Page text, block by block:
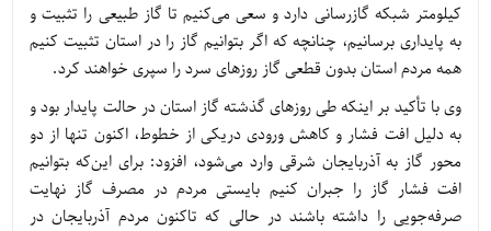
کیلومتر شبکه گازرسانی دارد و سعی می‌کنیم تا گاز طبیعی را تثبیت و
به پایداری برسانیم، چنانچه که اگر بتوانیم گاز را در استان تثبیت کنیم
همه مردم استان بدون قطعی گاز روزهای سرد را سپری خواهند کرد.
وی با تأکید بر اینکه طی روزهای گذشته گاز استان در حالت پایدار بود و
به دلیل افت فشار و کاهش ورودی دریکی از خطوط، اکنون تنها از دو
محور گاز به آذربایجان شرقی وارد می‌شود، افزود: برای این‌که بتوانیم
افت فشار گاز را جبران کنیم بایستی مردم در مصرف گاز نهایت
صرفه‌جویی را داشته باشند در حالی که تاکنون مردم آذربایجان در